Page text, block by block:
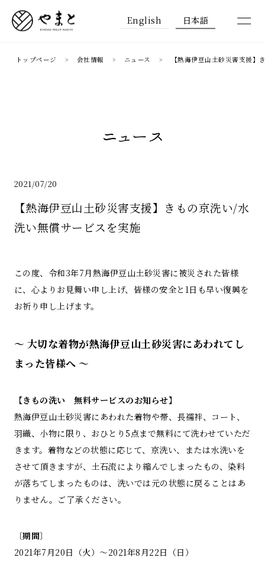
English 日本語
トップページ 会社情報 ニュース 【熱海伊豆山土砂災害支援
ニュース
2021/07/20
【熱海伊豆山土砂災害支援】きもの京洗い/水
洗い無償サービスを実施
この度、令和3年7月熱海伊豆山土砂災害に被災された皆様
に、心よりお見舞い申し上げ、皆様の安全と1日も早い復興を
お祈り申し上げます。
〜 大切な着物が熱海伊豆山土砂災害にあわれてし
まった皆様へ 〜
【きもの洗い 無料サービスのお知らせ】
熱海伊豆山土砂災害にあわれた着物や帯、長襦袢、コート、
羽織、小物に限り、おひとり5点まで無料にて洗わせていただ
きます。着物などの状態に応じて、京洗い、または水洗いを
させて頂きますが、土石流により縮んでしまったもの、染料
が落ちてしまったものは、洗いでは元の状態に戻ることはあ
りません。ご了承ください。
〔期間〕
2021年7月20日（火）〜2021年8月22日（日）